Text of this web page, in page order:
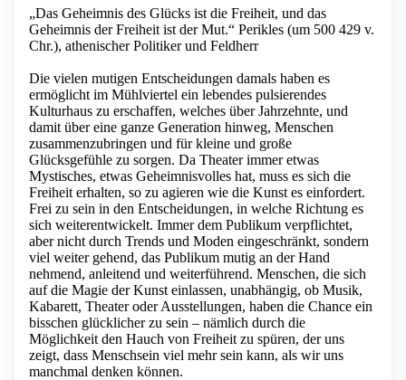
„Das Geheimnis des Glücks ist die Freiheit, und das
Geheimnis der Freiheit ist der Mut.“ Perikles (um 500 429 v.
Chr.), athenischer Politiker und Feldherr
Die vielen mutigen Entscheidungen damals haben es
ermöglicht im Mühlviertel ein lebendes pulsierendes
Kulturhaus zu erschaffen, welches über Jahrzehnte, und
damit über eine ganze Generation hinweg, Menschen
zusammenzubringen und für kleine und große
Glücksgefühle zu sorgen. Da Theater immer etwas
Mystisches, etwas Geheimnisvolles hat, muss es sich die
Freiheit erhalten, so zu agieren wie die Kunst es einfordert.
Frei zu sein in den Entscheidungen, in welche Richtung es
sich weiterentwickelt. Immer dem Publikum verpflichtet,
aber nicht durch Trends und Moden eingeschränkt, sondern
viel weiter gehend, das Publikum mutig an der Hand
nehmend, anleitend und weiterführend. Menschen, die sich
auf die Magie der Kunst einlassen, unabhängig, ob Musik,
Kabarett, Theater oder Ausstellungen, haben die Chance ein
bisschen glücklicher zu sein – nämlich durch die
Möglichkeit den Hauch von Freiheit zu spüren, der uns
zeigt, dass Menschsein viel mehr sein kann, als wir uns
manchmal denken können.